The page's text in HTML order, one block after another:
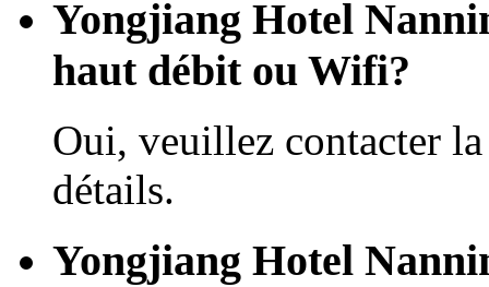
Yongjiang Hotel
haut débit ou Wifi?
Oui, veuillez contacter
détails.
Yongjiang Hotel